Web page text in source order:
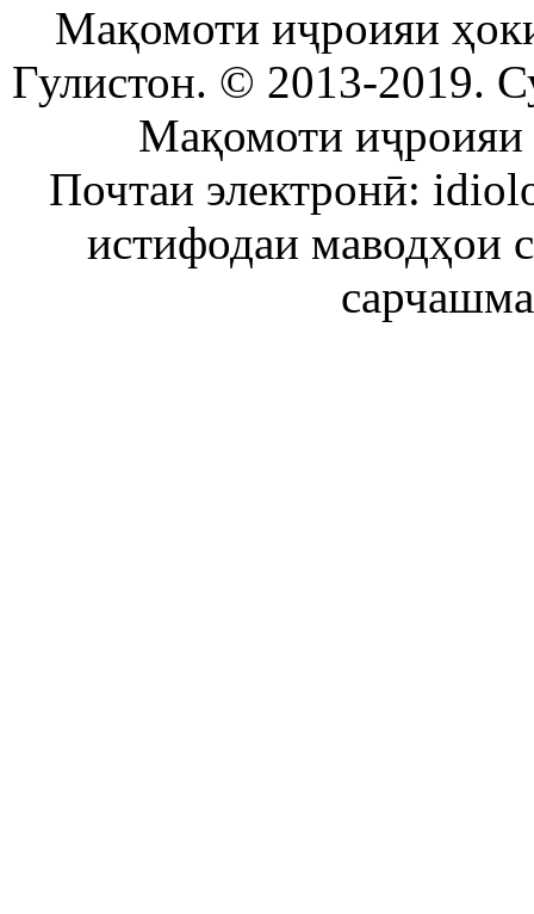
Мақомоти иҷроияи
Гулистон. © 2013-2019.
Мақомоти иҷроияи
Почтаи электронӣ:
истифодаи маводҳои